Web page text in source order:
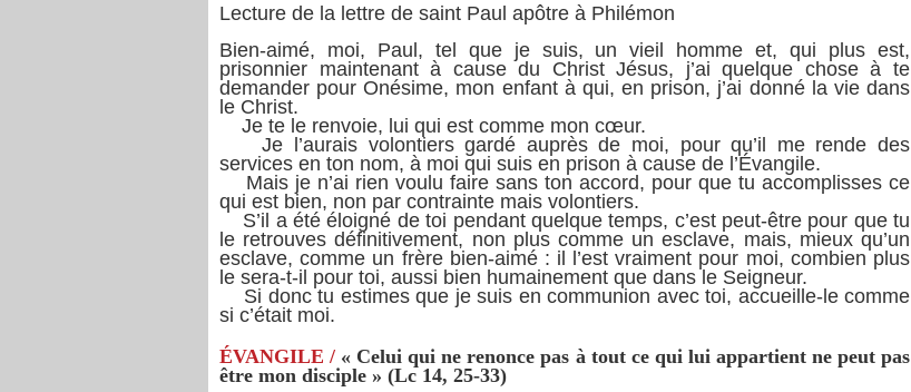
Lecture de la lettre de saint Paul apôtre à Philémon
Bien-aimé, moi, Paul, tel que je suis, un vieil homme et, qui plus est,
prisonnier maintenant à cause du Christ Jésus, j’ai quelque chose à te
demander pour Onésime, mon enfant à qui, en prison, j’ai donné la vie dans
le Christ.
Je te le renvoie, lui qui est comme mon cœur.
Je l’aurais volontiers gardé auprès de moi, pour qu’il me rende des
services en ton nom, à moi qui suis en prison à cause de l’Évangile.
Mais je n’ai rien voulu faire sans ton accord, pour que tu accomplisses ce
qui est bien, non par contrainte mais volontiers.
S’il a été éloigné de toi pendant quelque temps, c’est peut-être pour que tu
le retrouves définitivement, non plus comme un esclave, mais, mieux qu’un
esclave, comme un frère bien-aimé : il l’est vraiment pour moi, combien plus
le sera-t-il pour toi, aussi bien humainement que dans le Seigneur.
Si donc tu estimes que je suis en communion avec toi, accueille-le comme
si c’était moi.
ÉVANGILE / « Celui qui ne renonce pas à tout ce qui lui appartient ne peut pas
être mon disciple » (Lc 14, 25-33)